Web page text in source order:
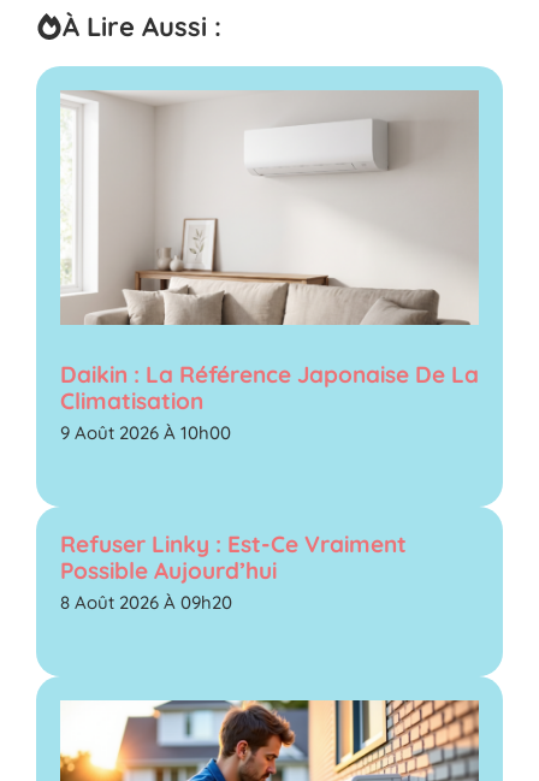
À Lire Aussi :
Daikin : La Référence Japonaise De La
Climatisation
9 Août 2026 À 10h00
Refuser Linky : Est-Ce Vraiment
Possible Aujourd’hui
8 Août 2026 À 09h20